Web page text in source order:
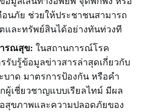
อนภัย ช่วยให้ประชาชนสามารถ
และทรัพย์สินได้อย่างทันท่วงที
รณสุข: ในสถานการณ์โรค
รับรู้ข้อมูลข่าวสารล่าสุดเกี่ยวกับ
บาด มาตรการป้องกัน หรือคำ
ผู้เชี่ยวชาญแบบเรียลไทม์ มีผล
สุขภาพและความปลอดภัยของ